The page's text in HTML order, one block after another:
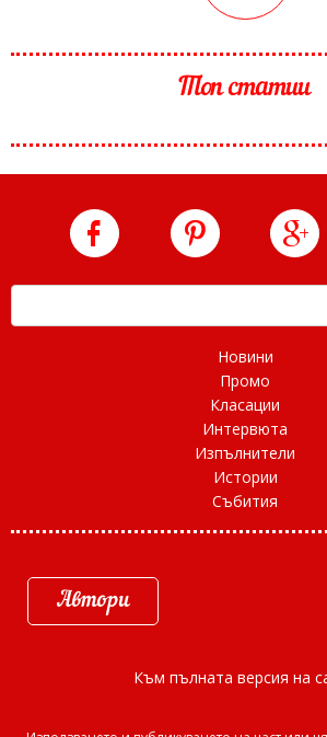
Топ статии
Новини
Промо
Класации
Интервюта
Изпълнители
Истории
Събития
Автори
Към пълната версия на